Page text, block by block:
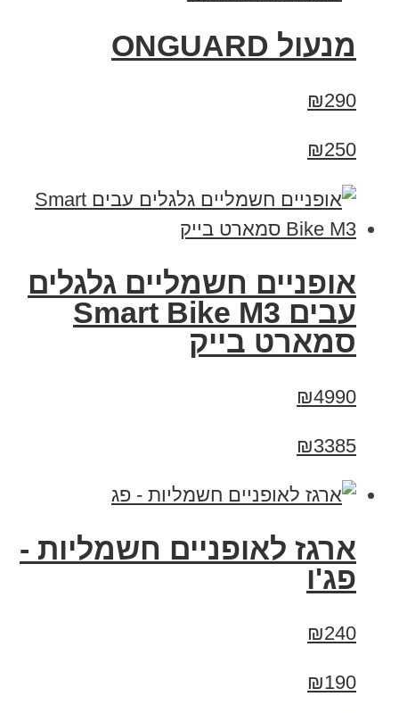
מנעול ONGUARD
₪290
₪250
אופניים חשמליים גלגלים
עבים Smart Bike M3
סמארט בייק
₪4990
₪3385
ארגז לאופניים חשמליות -
פג'ו
₪240
₪190